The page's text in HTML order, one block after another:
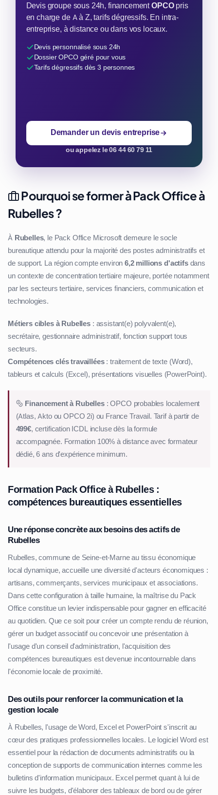
Devis groupe sous 24h, financementOPCOpris
en charge de A à Z, tarifs dégressifs. En intra-
entreprise, à distance ou dans vos locaux.
Devis personnalisé sous 24h
Dossier OPCO géré pour vous
Tarifs dégressifs dès 3 personnes
Demander un devis entreprise
ou appelez le 06 44 60 79 11
Pourquoi se former à Pack Office à
Rubelles ?
À Rubelles, le Pack Office Microsoft demeure le socle
bureautique attendu pour la majorité des postes administratifs et
de support. La région compte environ6,2 millions d'actifsdans
un contexte de concentration tertiaire majeure, portée notamment
par les secteurs tertiaire, services financiers, communication et
technologies.
Métiers cibles à Rubelles : assistant(e) polyvalent(e),
secrétaire, gestionnaire administratif, fonction support tous
secteurs.
Compétences clés travaillées: traitement de texte (Word),
tableurs et calculs (Excel), présentations visuelles (PowerPoint).
Financement à Rubelles: OPCO probables localement
(Atlas, Akto ou OPCO 2i) ou France Travail. Tarif à partir de
499€, certification ICDL incluse dès la formule
accompagnée. Formation 100% à distance avec formateur
dédié, 6 ans d'expérience minimum.
Formation Pack Office à Rubelles :
compétences bureautiques essentielles
Une réponse concrète aux besoins des actifs de
Rubelles
Rubelles, commune de Seine-et-Marne au tissu économique
local dynamique, accueille une diversité d'acteurs économiques :
artisans, commerçants, services municipaux et associations.
Dans cette configuration à taille humaine, la maîtrise du Pack
Office constitue un levier indispensable pour gagner en efficacité
au quotidien. Que ce soit pour créer un compte rendu de réunion,
gérer un budget associatif ou concevoir une présentation à
l'usage d'un conseil d'administration, l'acquisition des
compétences bureautiques est devenue incontournable dans
l'économie locale de proximité.
Des outils pour renforcer la communication et la
gestion locale
À Rubelles, l'usage de Word, Excel et PowerPoint s'inscrit au
cœur des pratiques professionnelles locales. Le logiciel Word est
essentiel pour la rédaction de documents administratifs ou la
conception de supports de communication internes comme les
bulletins d'information municipaux. Excel permet quant à lui de
suivre les budgets, d'élaborer des tableaux de bord ou de gérer